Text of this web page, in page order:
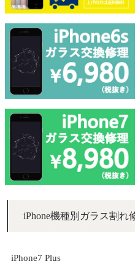
iPhone機種別ガラス割れ
iPhone7 Plus